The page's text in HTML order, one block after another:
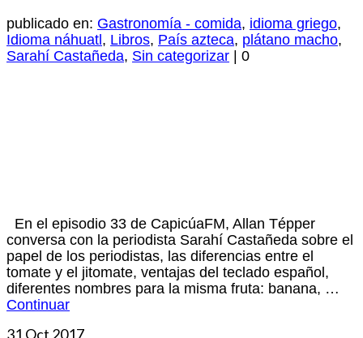
publicado en: Gastronomía - comida, idioma griego,
Idioma náhuatl , Libros, País azteca, plátano macho,
Sarahí Castañeda, Sin categorizar 0
En el episodio 33 de CapicúaFM, Allan Tépper
conversa con la periodista Sarahí Castañeda sobre el
papel de los periodistas, las diferencias entre el
tomate y el jitomate, ventajas del teclado español,
diferentes nombres para la misma fruta: banana, …
Continuar
31Oct 2017